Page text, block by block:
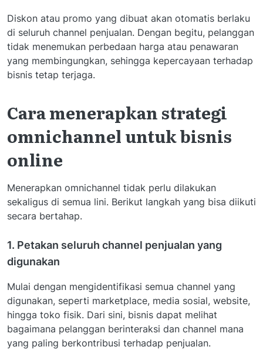
Diskon atau promo yang dibuat akan otomatis berlaku
di seluruh channel penjualan. Dengan begitu, pelanggan
tidak menemukan perbedaan harga atau penawaran
yang membingungkan, sehingga kepercayaan terhadap
bisnis tetap terjaga.
Cara menerapkan strategi
omnichannel untuk bisnis
online
Menerapkan omnichannel tidak perlu dilakukan
sekaligus di semua lini. Berikut langkah yang bisa diikuti
secara bertahap.
1. Petakan seluruh channel penjualan yang
digunakan
Mulai dengan mengidentifikasi semua channel yang
digunakan, seperti marketplace, media sosial, website,
hingga toko fisik. Dari sini, bisnis dapat melihat
bagaimana pelanggan berinteraksi dan channel mana
yang paling berkontribusi terhadap penjualan.